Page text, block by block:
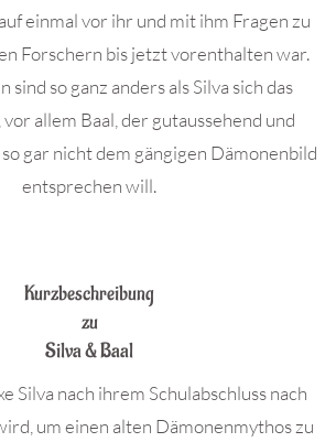
einmal vor ihr und mit ihm Fragen zu
Forschern bis jetzt vorenthalten war.
sind so ganz anders als Silva sich das
allem Baal, der gutaussehend und
gar nicht dem gängigen Dämonenbild
entsprechen will.
Kurzbeschreibung
zu
Silva & Baal
Silva nach ihrem Schulabschluss nach
um einen alten Dämonenmythos zu